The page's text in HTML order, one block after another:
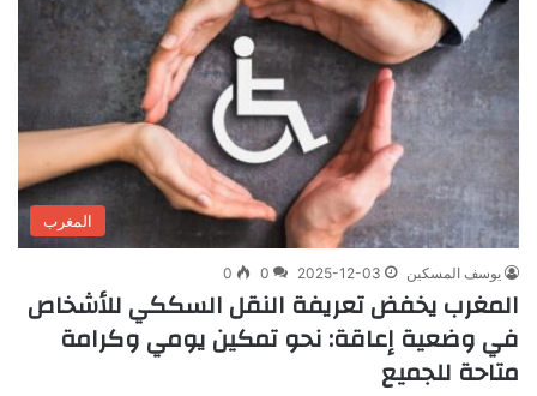
المغرب
يوسف المسكين 2025-12-03
0
0
المغرب يخفض تعريفة النقل السككي للأشخاص
في وضعية إعاقة: نحو تمكين يومي وكرامة
متاحة للجميع